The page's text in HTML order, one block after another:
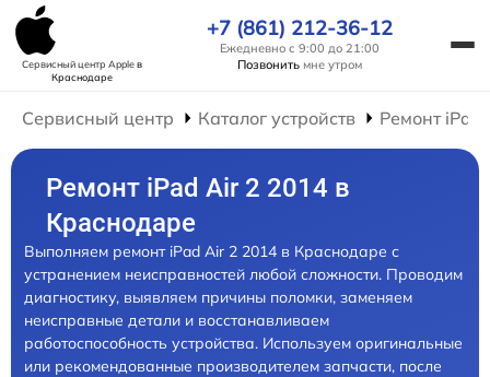
Сервисный центр Appleв
Краснодаре
+7 (861) 212-36-12
Ежедневно с 9:00 до 21:00
Позвонить мне утром
Сервисный центр Каталог устройств Ремонт iPad
Ремонт iPad Air 2 2014 в
Краснодаре
Выполняем ремонт iPad Air 2 2014 в Краснодаре с
устранением неисправностей любой сложности. Проводим
диагностику, выявляем причины поломки, заменяем
неисправные детали и восстанавливаем
работоспособность устройства. Используем оригинальные
или рекомендованные производителем запчасти, после